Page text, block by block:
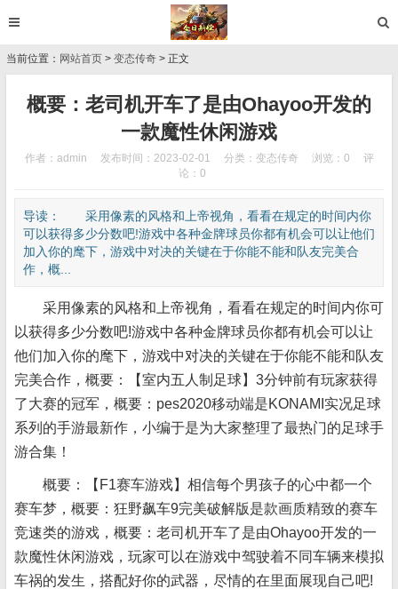
当前位置： 网站首页 > 变态传奇 > 正文
概要：老司机开车了是由Ohayoo开发的
一款魔性休闲游戏
作者：admin 发布时间：2023-02-01 分类： 变态传奇 浏览：0
评
论：0
导读： 采用像素的风格和上帝视角，看看在规定的时间内你
可以获得多少分数吧!游戏中各种金牌球员你都有机会可以让他们
加入你的麾下，游戏中对决的关键在于你能不能和队友完美合
作，概...
采用像素的风格和上帝视角，看看在规定的时间内你可
以获得多少分数吧!游戏中各种金牌球员你都有机会可以让
他们加入你的麾下，游戏中对决的关键在于你能不能和队友
完美合作，概要：【室内五人制足球】3分钟前有玩家获得
了大赛的冠军，概要：pes2020移动端是KONAMI实况足球
系列的手游最新作，小编于是为大家整理了最热门的足球手
游合集！
概要：【F1赛车游戏】相信每个男孩子的心中都一个
赛车梦，概要：狂野飙车9完美破解版是款画质精致的赛车
竞速类的游戏，概要：老司机开车了是由Ohayoo开发的一
款魔性休闲游戏，玩家可以在游戏中驾驶着不同车辆来模拟
车祸的发生，搭配好你的武器，尽情的在里面展现自己吧!